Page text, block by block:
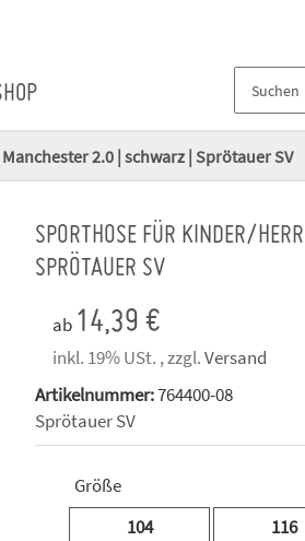
2.0 | schwarz | Sprötauer SV
SPORTHOSE FÜR KINDER/
SPRÖTAUER SV
ab 14,39 €
inkl. 19% USt. , zzgl.Versand
Artikelnummer:764400-08
Sprötauer SV
Größe
104
116